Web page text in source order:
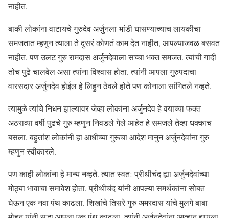
नाहीत.
बाकी लोकांना वाटायचे गुरुदेव अर्जुनला भांडी घासण्याच्याच लायकीचा
समजतात म्हणुन त्याला ते दुसरं कोणतं काम देत नाहीत, आपल्याजवळ बसवत
नाहीत. पण उलट गुरु रामदास अर्जुनदेवाला सच्चा भक्त समजत. त्यांची गादी
तोच पुढे चालवेल असा त्यांना विश्वास होता. त्यांनी आपला गुरुपदाचा
वारसदार अर्जुनदेव होईल हे लिहुन ठेवले होते पण कोनाला सांगितले नव्हते.
त्यामुळे त्यांचे निधन झाल्यावर जेव्हा लोकांना अर्जुनदेव हे वयाच्या फक्त
अठराव्या वर्षी पुढचे गुरु म्हणुन निवडले गेले आहेत हे समजले तेव्हा धक्काच
बसला. बहुतांश लोकांनी हा आधीच्या गुरूचा आदेश मानुन अर्जुनदेवांना गुरु
म्हणुन स्वीकारले.
पण काही लोकांना हे मान्य नव्हते. त्यात स्वतः प्रीथीचंद ह्या अर्जुनदेवांच्या
मोठ्या भावाचा समावेश होता. प्रीथीचंद यांनी आपल्या समर्थकांना सोबत
घेऊन एक नवा पंथ काढला. शिखांचे तिसरे गुरु अमरदास यांचे मुलगे बाबा